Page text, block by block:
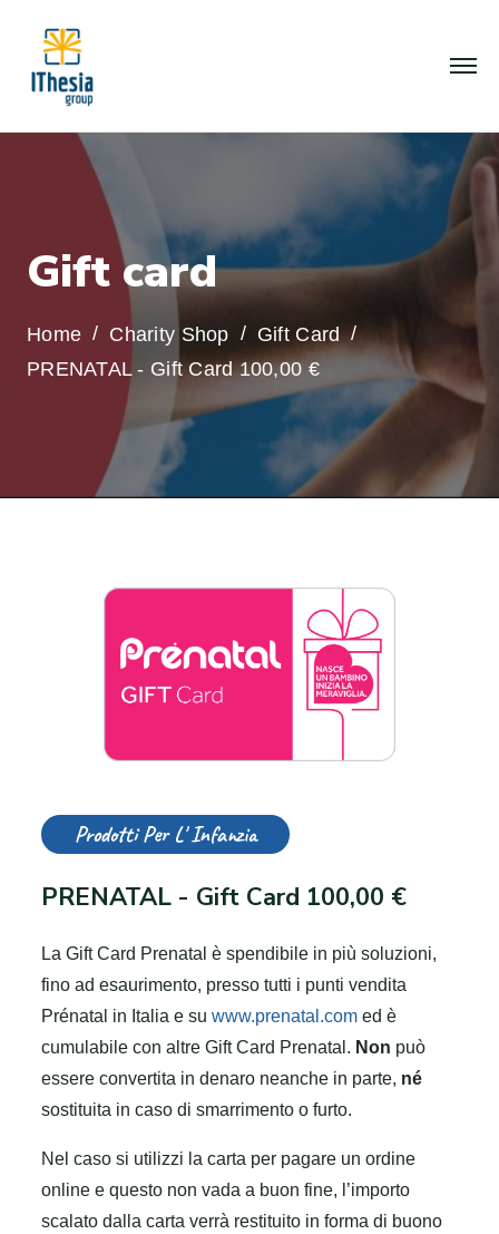
Gift card
Home Charity Shop
Gift Card
PRENATAL - Gift Card 100,00 €
Prodotti Per L' Infanzia
PRENATAL - Gift Card 100,00 €
La Gift Card Prenatal è spendibile in più soluzioni,
fino ad esaurimento, presso tutti i punti vendita
Prénatal in Italia e suwww.prenatal.com ed è
cumulabile con altre Gift Card Prenatal. Non può
essere convertita in denaro neanche in parte, né
sostituita in caso di smarrimento o furto.
Nel caso si utilizzi la carta per pagare un ordine
online e questo non vada a buon fine, l’importo
scalato dalla carta verrà restituito in forma di buono